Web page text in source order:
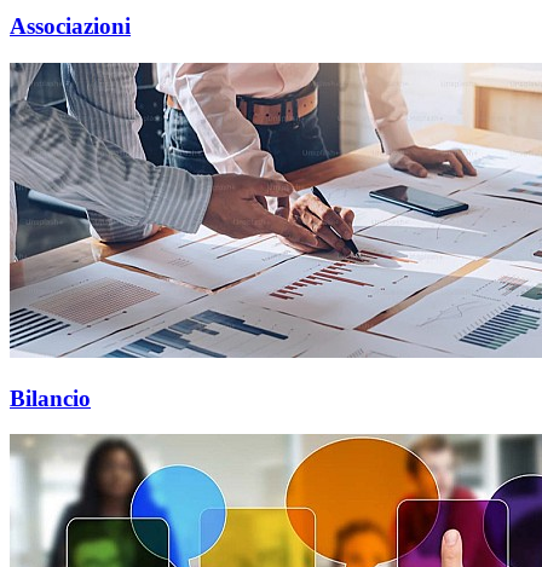
Associazioni
Bilancio